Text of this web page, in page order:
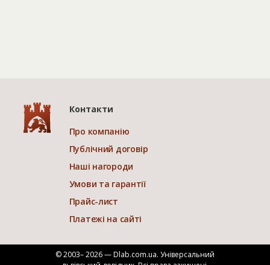
Контакти
Про компанію
Публічний договір
Наші нагороди
Умови та гарантії
Прайс-лист
Платежі на сайті
© 2003– 2026 — Dlab.com.ua. Універсальний